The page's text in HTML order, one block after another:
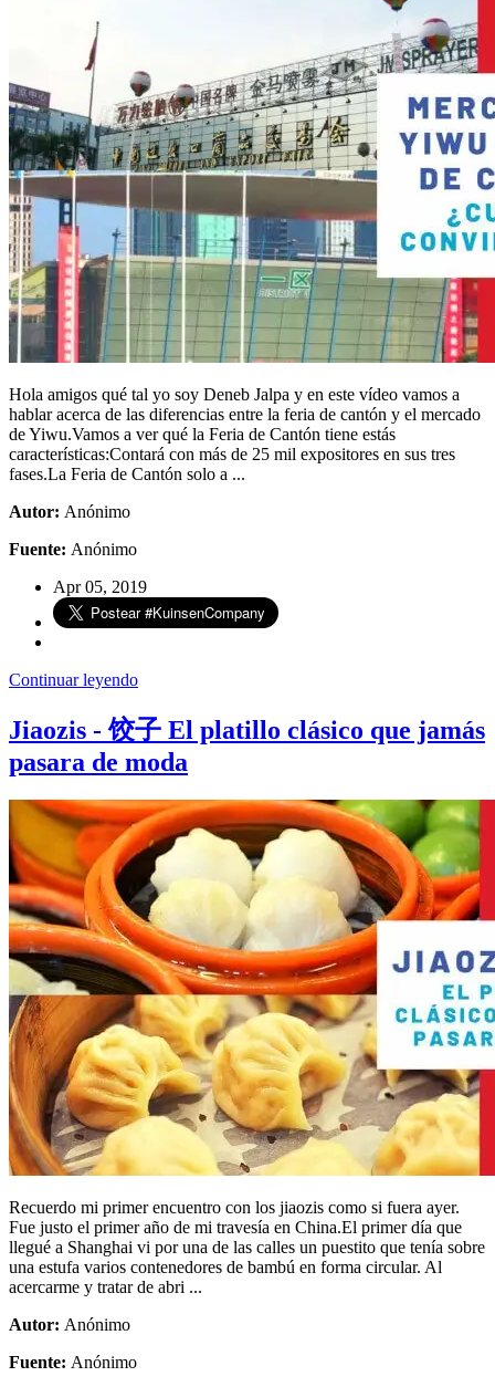
Hola amigos qué tal yo soy Deneb Jalpa y en este vídeo vamos a
hablar acerca de las diferencias entre la feria de cantón y el mercado
de Yiwu.Vamos a ver qué la Feria de Cantón tiene estás
características:Contará con más de 25 mil expositores en sus tres
fases.La Feria de Cantón solo a ...
Autor: Anónimo
Fuente: Anónimo
Apr 05, 2019
Continuar leyendo
Jiaozis - 饺子 El platillo clásico que jamás
pasara de moda
Recuerdo mi primer encuentro con los jiaozis como si fuera ayer.
Fue justo el primer año de mi travesía en China.El primer día que
llegué a Shanghai vi por una de las calles un puestito que tenía sobre
una estufa varios contenedores de bambú en forma circular. Al
acercarme y tratar de abri ...
Autor: Anónimo
Fuente: Anónimo